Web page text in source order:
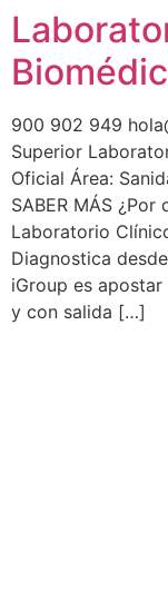
900 902 949
Superior
Oficial Área:
SABER MÁS
Laboratorio
Diagnostica
iGroup es
y con salida […]